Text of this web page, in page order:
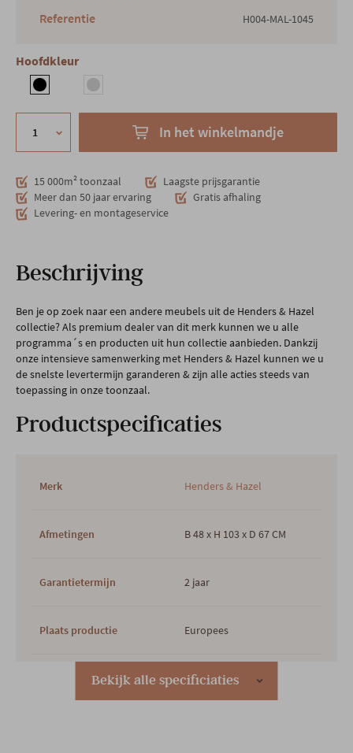
Referentie H004-MAL-1045
Hoofdkleur
In het winkelmandje
15 000m² toonzaal
Laagste prijsgarantie
Meer dan 50 jaar ervaring
Gratis afhaling
Levering- en montageservice
Beschrijving
Ben je op zoek naar een andere meubels uit de Henders & Hazel
collectie? Als premium dealer van dit merk kunnen we u alle
programma´s en producten uit hun collectie aanbieden. Dankzij
onze intensieve samenwerking met Henders & Hazel kunnen we u
de snelste levertermijn garanderen & zijn alle acties steeds van
toepassing in onze toonzaal.
Productspecificaties
Bekijk alle specificiaties
Merk Henders & Hazel
Afmetingen B 48 x H 103 x D 67 CM
Garantietermijn 2 jaar
Plaats productie Europees
Hoofdkleur Zwart